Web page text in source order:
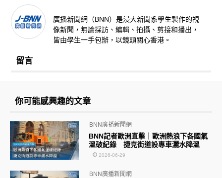
廣播新聞網（BNN）是浸大新聞系學生製作的視
像新聞，無論採訪、編輯、拍攝、剪接和播出，
皆由學生一手包辦，以鏡頭關心香港。
留言
你可能感興趣的文章
BNN記者歐洲直擊｜歐洲熱浪下各國氣
溫破紀錄 捷克街道設專車灑水降溫
BNN廣播新聞網
2026-06-29
BNN廣播新聞網